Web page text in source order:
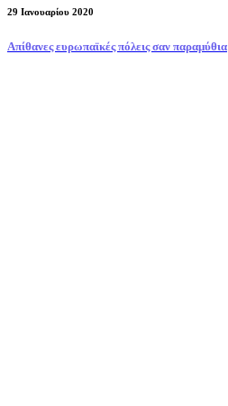
29 Ιανουαρίου 2020
Απίθανες ευρωπαϊκές πόλεις σαν παραμύθια